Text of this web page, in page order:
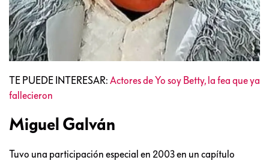
TE PUEDE INTERESAR: Actores de Yo soy Betty, la fea que ya
fallecieron
Miguel Galván
Tuvo una participación especial en 2003 en un capítulo